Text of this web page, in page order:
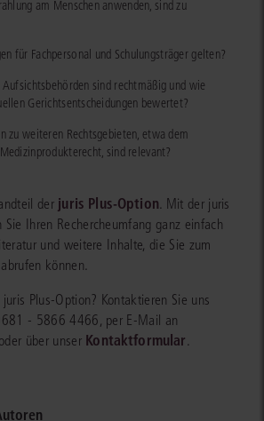
am Menschen anwenden, sind zu
für Fachpersonal und Schulungsträger gelten?
sind rechtmäßig und wie
Gerichtsentscheidungen bewertet?
zu weiteren Rechtsgebieten, etwa dem
sind relevant?
der juris Plus-Option. Mit der juris
Sie Ihren Rechercheumfang ganz einfach
und weitere Inhalte, die Sie zum
können.
Plus-Option? Kontaktieren Sie uns
- 5866 4466, per E-Mail an
oder über unser Kontaktformular.